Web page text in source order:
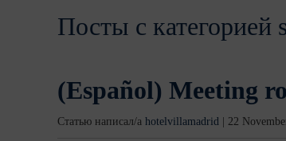
Посты с категорией
(Español) Meeting
Статью написал/а hotelvillamadrid 22